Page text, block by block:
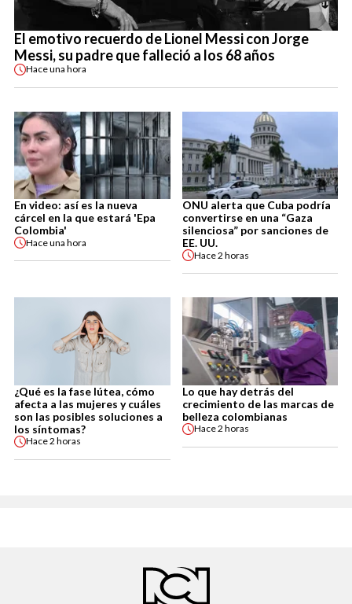
El emotivo recuerdo de Lionel Messi con Jorge
Messi, su padre que falleció a los 68 años
Haceuna hora
En video: así es la nueva
cárcel en la que estará 'Epa
Colombia'
Haceuna hora
ONU alerta que Cuba podría
convertirse en una “Gaza
silenciosa” por sanciones de
EE. UU.
Hace2 horas
¿Qué es la fase lútea, cómo
afecta a las mujeres y cuáles
son las posibles soluciones a
los síntomas?
Hace2 horas
Lo que hay detrás del
crecimiento de las marcas de
belleza colombianas
Hace2 horas